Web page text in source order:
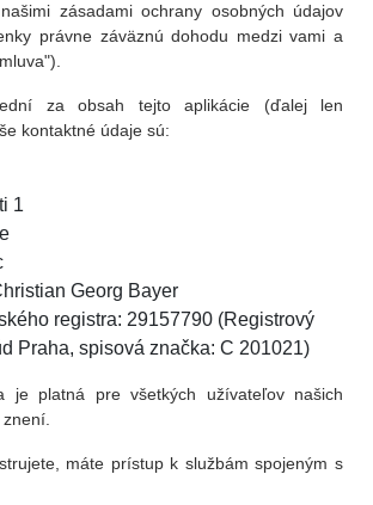
zásadami ochrany osobných údajov
právne záväznú dohodu medzi vami a
za obsah tejto aplikácie (ďalej len
kontaktné údaje sú:
1
Georg Bayer
registra: 29157790 (Registrový
Praha, spisová značka: C 201021)
je platná pre všetkých užívateľov našich
máte prístup k službám spojeným s